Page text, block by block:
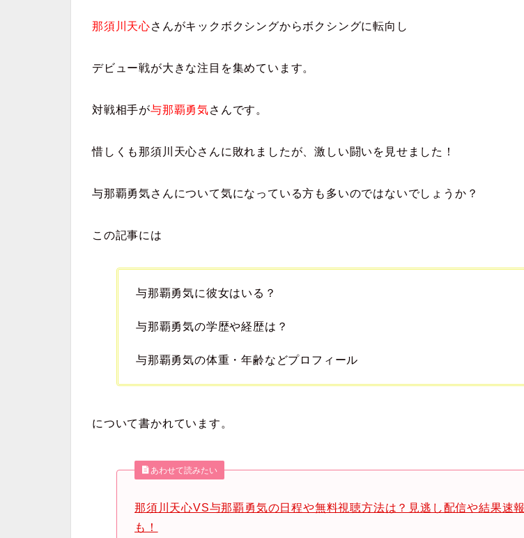
那須川天心さんがキックボクシングからボクシングに転向し
デビュー戦が大きな注目 を集めています。
対戦相手が与那覇勇気さんです。
惜しくも那須川天心さんに敗れましたが、激しい闘いを見せました！
与那覇勇気さんについて気になっている方も多いのではないでしょうか？
この記事には
与那覇勇気に彼女はいる？
与那覇勇気の学歴や経歴は？
与那覇勇気の体重・年齢などプロフィール
について書かれています。
あわせて読みたい
那須川天心VS与那覇勇気の日程や無料視聴方法は？見逃し配信や結果速報
も！